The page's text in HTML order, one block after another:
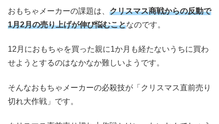
おもちゃメーカーの課題は、 クリスマス商戦からの反動で
1月2月の売り上げが伸び悩むことなのです。
12月におもちゃを買った親に1か月も経たないうちに買わ
せようとするのはなかなか難しいようです。
そんなおもちゃメーカーの必殺技が「クリスマス直前売り
切れ大作戦」です。